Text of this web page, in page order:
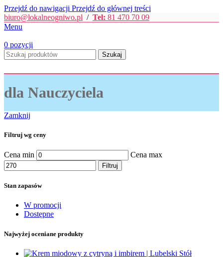
Przejdź do nawigacji Przejdź do głównej treści
biuro@lokalneogniwo.pl / Tel: 81 470 70 09
Menu
0 pozycji
Szukaj
dla Nauczyciela
Zamknij
Filtruj wg ceny
Cena min Cena max
Filtruj
Stan zapasów
W promocji
Dostępne
Najwyżej oceniane produkty